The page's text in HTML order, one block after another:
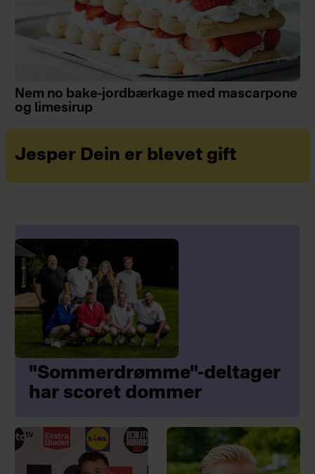
Nem no bake-jordbærkage med mascarpone
og limesirup
Jesper Dein er blevet gift
"Sommerdrømme"-deltager
har scoret dommer